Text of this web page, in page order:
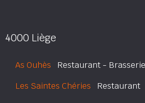
4000 Liège
As Ouhès Restaurant - Brasserie
Les Saintes Chéries Restaurant